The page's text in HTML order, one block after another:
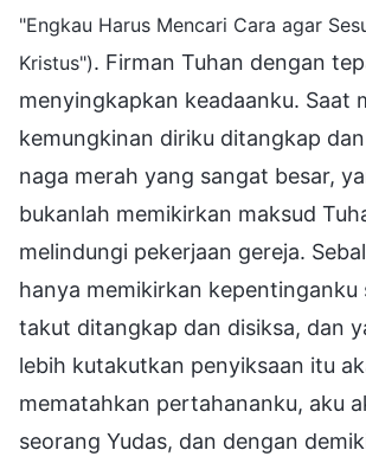
"Engkau Harus Mencari Cara agar
Kristus"). Firman Tuhan dengan
menyingkapkan keadaanku. Saat
kemungkinan diriku ditangkap
naga merah yang sangat besar,
bukanlah memikirkan maksud
melindungi pekerjaan gereja.
hanya memikirkan kepentinganku
takut ditangkap dan disiksa, dan
lebih kutakutkan penyiksaan itu
mematahkan pertahananku, aku
seorang Yudas, dan dengan